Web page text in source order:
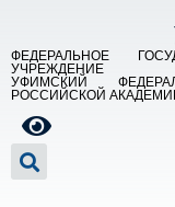
ФЕДЕРАЛЬНОЕ
УЧРЕЖДЕНИЕ
УФИМСКИЙ
РОССИЙСКОЙ